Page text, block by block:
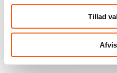
Tillad
Afvis